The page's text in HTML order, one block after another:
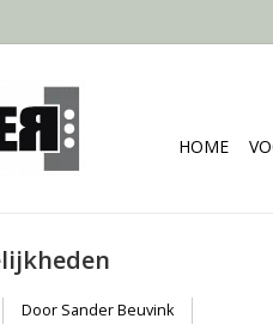
HOME
Door Sander Beuvink